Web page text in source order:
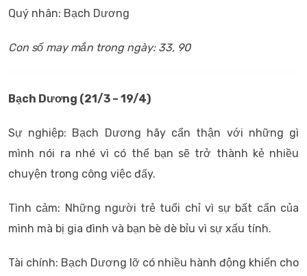
Quý nhân: Bạch Dương
Con số may mắn trong ngày: 33, 90
Bạch Dương (21/3 – 19/4)
Sự nghiệp: Bạch Dương hãy cẩn thận với những gì
mình nói ra nhé vì có thể bạn sẽ trở thành kẻ nhiều
chuyện trong công việc đấy.
Tình cảm: Những người trẻ tuổi chỉ vì sự bất cẩn của
mình mà bị gia đình và bạn bè dè bỉu vì sự xấu tính.
Tài chính: Bạch Dương lỡ có nhiều hành động khiến cho